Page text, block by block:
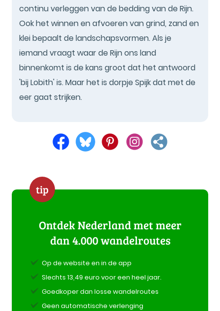
continu verleggen van de bedding van de Rijn.
Ook het winnen en afvoeren van grind, zand en
klei bepaalt de landschapsvormen. Als je
iemand vraagt waar de Rijn ons land
binnenkomt is de kans groot dat het antwoord
'bij Lobith' is. Maar het is dorpje Spijk dat met de
eer gaat strijken.
tip
Ontdek Nederland met meer
dan 4.000 wandelroutes
Op de website en in de app
Slechts 13,49 euro voor een heel jaar.
Goedkoper dan losse wandelroutes
Geen automatische verlenging